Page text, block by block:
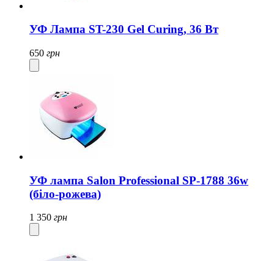
УФ Лампа ST-230 Gel Curing, 36 Вт
650 грн
УФ лампа Salon Professional SP-1788 36w
(біло-рожева)
1 350 грн